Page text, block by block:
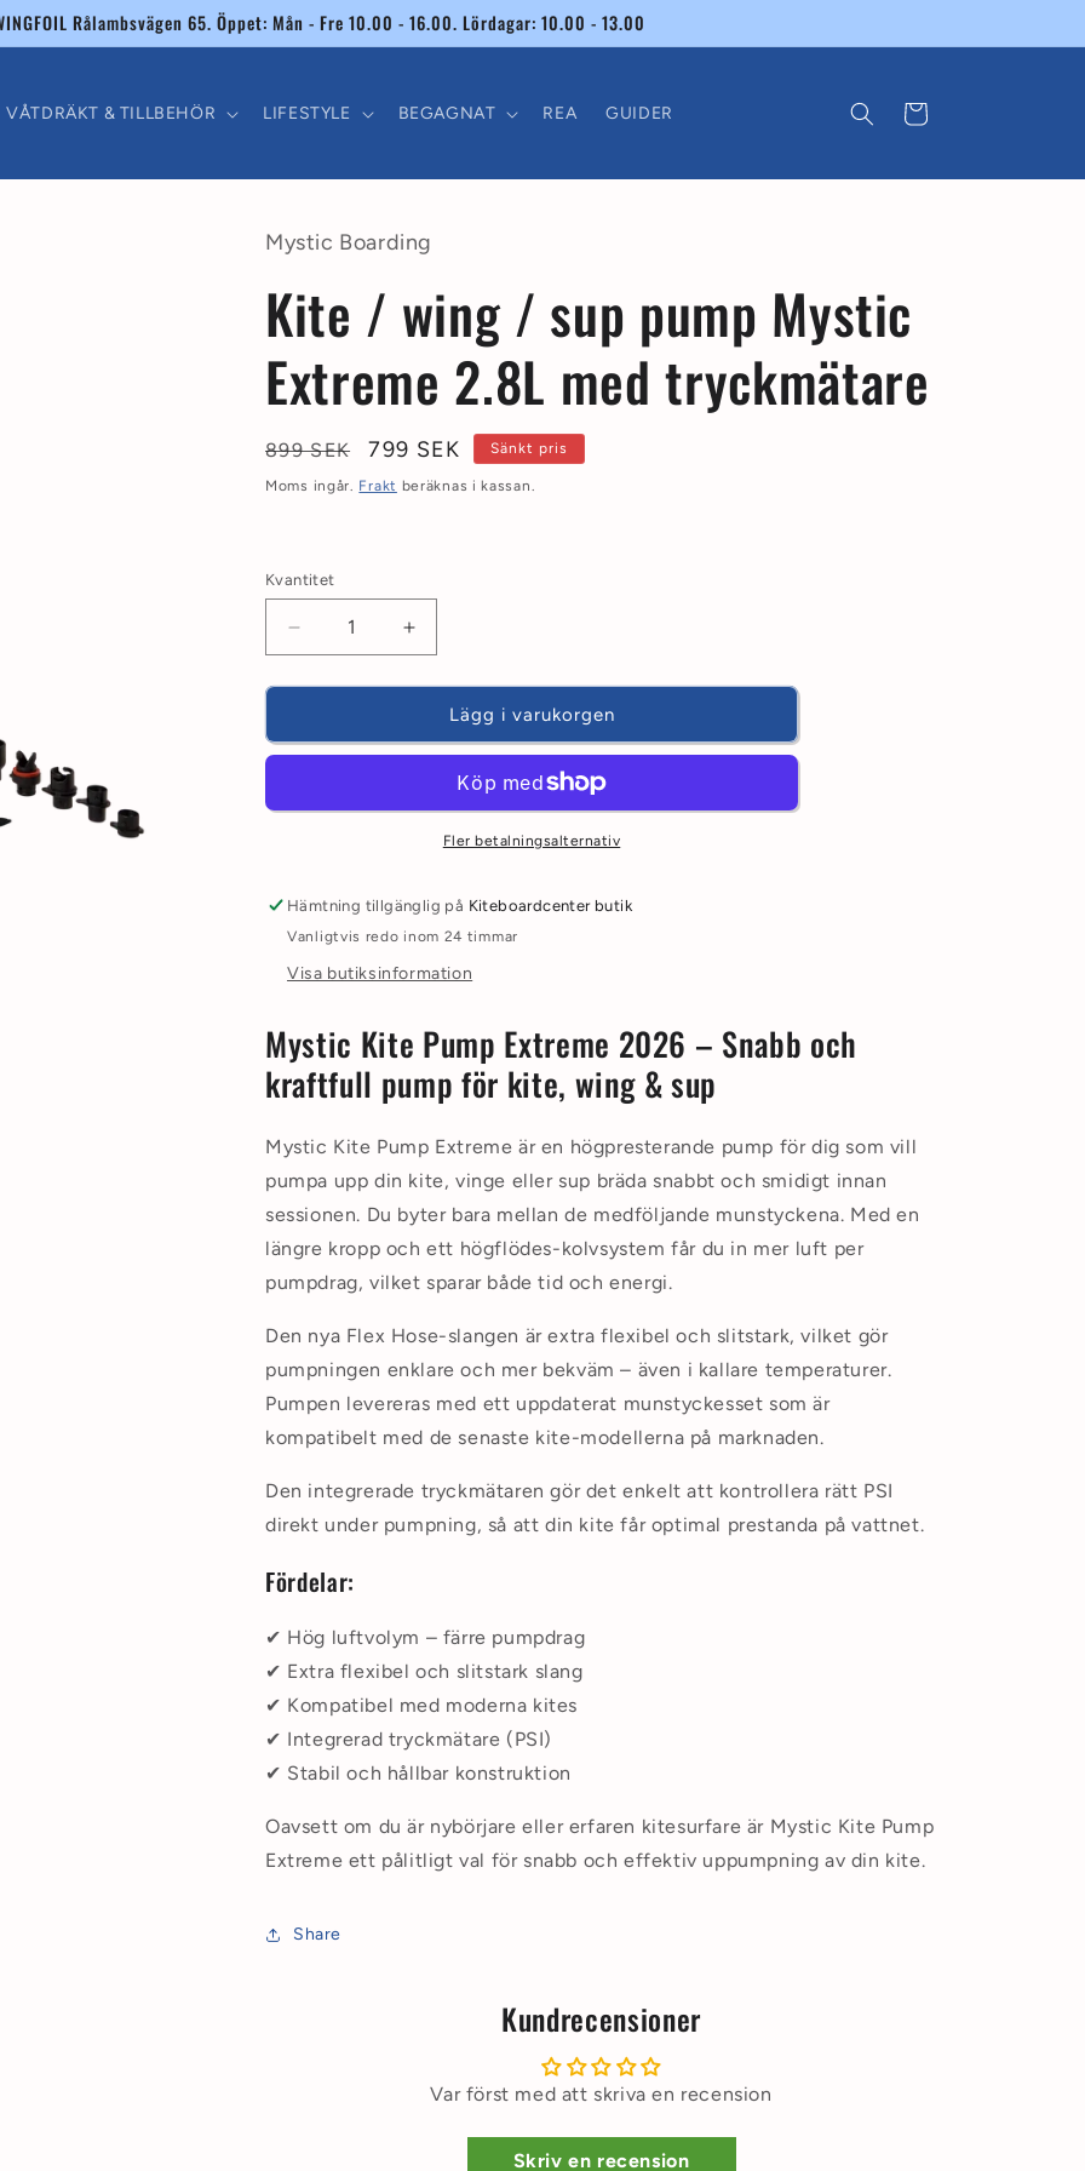
Rålambsvägen 65. Öppet: Mån - Fre 10.00 - 16.00. Lördagar: 10.00 - 13.00
VÅTDRÄKT & TILLBEHÖR LIFESTYLE BEGAGNAT REA GUIDER Varukorg
Mystic Boarding
Kite / wing / sup pump Mystic
Extreme 2.8L med tryckmätare
Ordinarie
pris
899 SEK Försäljningspris
799 SEK Sänkt pris
Moms ingår. Frakt beräknas i kassan.
Kvantitet
Minska
kvantitet
för
/
sup
2.8L
med
tryckmätare
Öka
kvantitet
för
/
sup
pump
2.8L
med
tryckmätare
Lägg i varukorgen
Fler betalningsalternativ
Hämtning tillgänglig på Kiteboardcenter butik
Vanligtvis redo inom 24 timmar
Visa butiksinformation
Mystic Kite Pump Extreme 2026 – Snabb och
kraftfull pump för kite, wing & sup
Mystic Kite Pump Extreme är en högpresterande pump för dig som vill
pumpa upp din kite, vinge eller sup bräda snabbt och smidigt innan
sessionen. Du byter bara mellan de medföljande munstyckena. Med en
längre kropp och ett högflödes-kolvsystem får du in mer luft per
pumpdrag, vilket sparar både tid och energi.
Den nya Flex Hose-slangen är extra flexibel och slitstark, vilket gör
pumpningen enklare och mer bekväm – även i kallare temperaturer.
Pumpen levereras med ett uppdaterat munstyckesset som är
kompatibelt med de senaste kite-modellerna på marknaden.
Den integrerade tryckmätaren gör det enkelt att kontrollera rätt PSI
direkt under pumpning, så att din kite får optimal prestanda på vattnet.
Fördelar:
✔ Hög luftvolym – färre pumpdrag
✔ Extra flexibel och slitstark slang
✔ Kompatibel med moderna kites
✔ Integrerad tryckmätare (PSI)
✔ Stabil och hållbar konstruktion
Oavsett om du är nybörjare eller erfaren kitesurfare är Mystic Kite Pump
Extreme ett pålitligt val för snabb och effektiv uppumpning av din kite.
Share
Kundrecensioner
Var först med att skriva en recension
Skriv en recension